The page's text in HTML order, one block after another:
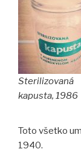
Sterilizovaná
kapusta, 1986
Toto všetko
1940.